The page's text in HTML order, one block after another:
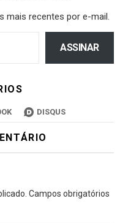
mais recentes por e-mail.
ASSINAR
DISQUS
Campos obrigatórios